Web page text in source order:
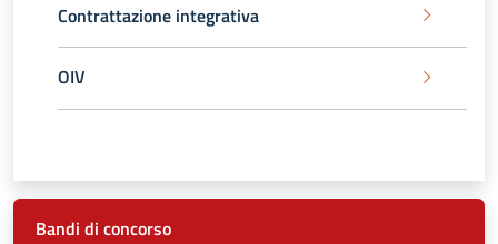
Contrattazione integrativa
OIV
Bandi di concorso